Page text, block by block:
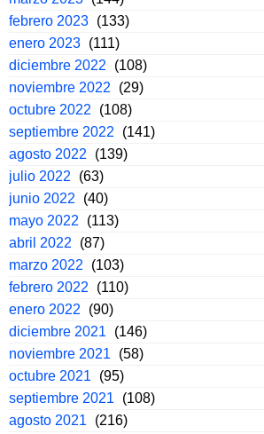
febrero 2023 (133)
enero 2023 (111)
diciembre 2022
(108)
noviembre 2022
(29)
octubre 2022
(108)
septiembre 2022
(141)
agosto 2022
(139)
julio 2022
(63)
junio 2022
(40)
mayo 2022
(113)
abril 2022
(87)
marzo 2022
(103)
febrero 2022
(110)
enero 2022
(90)
diciembre 2021
(146)
noviembre 2021
(58)
octubre 2021
(95)
septiembre 2021
(108)
agosto 2021
(216)